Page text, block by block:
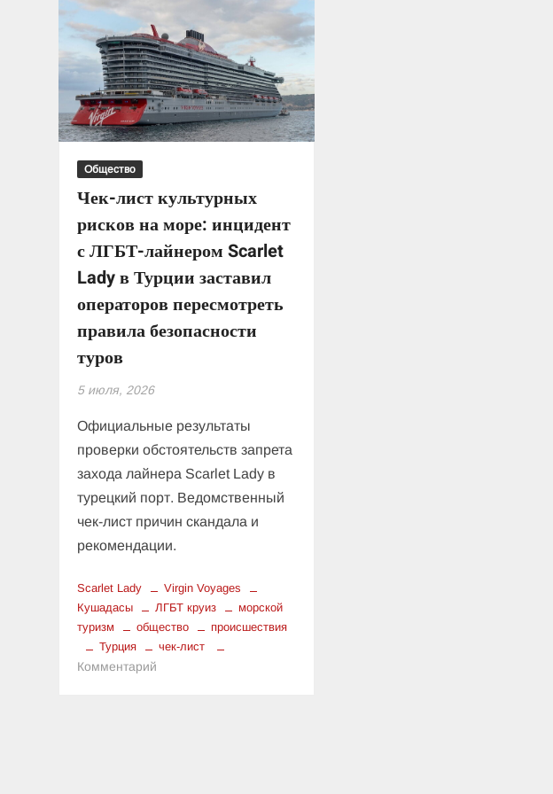
Общество
Чек-лист культурных
рисков на море: инцидент
с ЛГБТ-лайнером Scarlet
Lady в Турции заставил
операторов пересмотреть
правила безопасности
туров
5 июля, 2026
Официальные результаты
проверки обстоятельств запрета
захода лайнера Scarlet Lady в
турецкий порт. Ведомственный
чек-лист причин скандала и
рекомендации.
Scarlet Lady
Virgin Voyages
Кушадасы
ЛГБТ круиз
морской
туризм
общество
происшествия
Турция
чек-лист
Комментарий